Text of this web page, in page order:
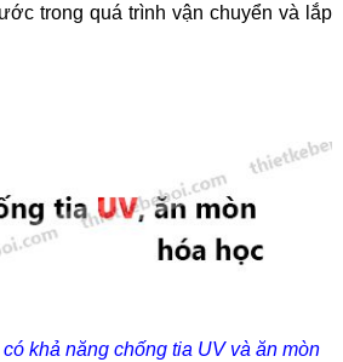
trong quá trình vận chuyển và lắp
khả năng chống tia UV và ăn mòn